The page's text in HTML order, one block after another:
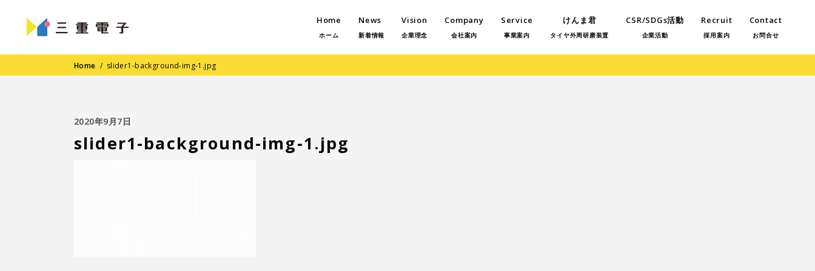
Home
ホーム
News
新着情報
Vision
企業理念
Company
会社案内
Service
事業案内
けんま君
タイヤ外周研磨装置
CSR/SDGs活動
企業活動
Recruit
採用案内
Contact
お問合せ
Home / slider1-background-img-1.jpg
2020年9月7日
slider1-background-img-1.jpg